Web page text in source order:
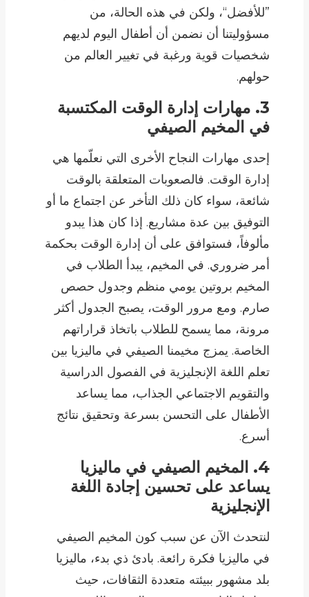
”للأفضل“، ولكن في هذه الحالة، من
مسؤوليتنا أن نضمن أن أطفال اليوم لديهم
شخصيات قوية ورغبة في تغيير العالم من
حولهم.
3. مهارات إدارة الوقت المكتسبة
في المخيم الصيفي
إحدى مهارات النجاح الأخرى التي نعلّمها هي
إدارة الوقت. فالصعوبات المتعلقة بالوقت
شائعة، سواء كان ذلك التأخر عن اجتماع ما أو
التوفيق بين عدة مشاريع. إذا كان هذا يبدو
مألوفاً، فستوافق على أن إدارة الوقت بحكمة
أمر ضروري. في المخيم، يبدأ الطلاب في
المخيم بروتين يومي منظم وجدول حصص
صارم. ومع مرور الوقت، يصبح الجدول أكثر
مرونة، مما يسمح للطلاب باتخاذ قراراتهم
الخاصة. يمزج مخيمنا الصيفي في ماليزيا بين
تعلم اللغة الإنجليزية في الفصول الدراسية
والتقويم الاجتماعي الجذاب، مما يساعد
الأطفال على التحسن بسرعة وتحقيق نتائج
أسرع.
4. المخيم الصيفي في ماليزيا
يساعد على تحسين إجادة اللغة
الإنجليزية
لنتحدث الآن عن سبب كون المخيم الصيفي
في ماليزيا فكرة رائعة. بادئ ذي بدء، ماليزيا
بلد مشهور ببيئته متعددة الثقافات، حيث